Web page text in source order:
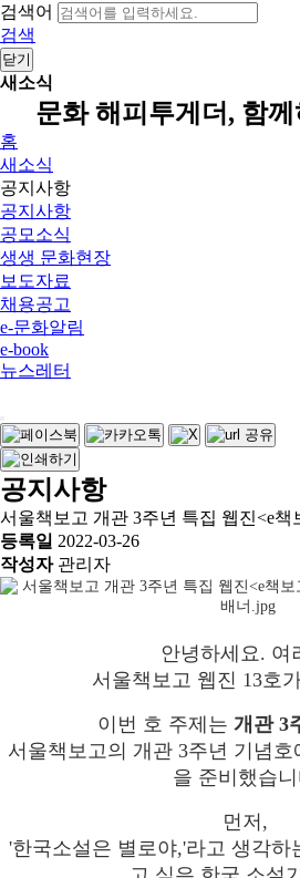
검색어
검색
닫기
새소식
문화 해피투게더, 함
홈
새소식
공지사항
공지사항
공모소식
생생 문화현장
보도자료
채용공고
e-문화알림
e-book
뉴스레터
공지사항
서울책보고 개관 3주년 특집 웹진<e책
등록일 2022-03-26
작성자 관리자
안녕하세요. 여
서울책보고 웹진 13호
이번 호 주제는 개관 3
서울책보고의 개관 3주년 기념
을 준비했습
먼저,
'한국소설은 별로야,'라고 생각하